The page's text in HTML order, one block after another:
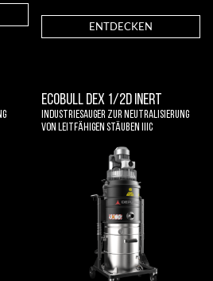
ENTDECKEN
ECOBULL DEX 1/2D INERT
Industriesauger zur Neutralisierung
von leitfähigen Stäuben IIIC